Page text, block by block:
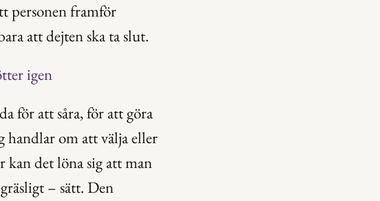
personen framför
att dejten ska ta slut.
igen
för att såra, för att göra
handlar om att välja eller
kan det löna sig att man
– sätt. Den